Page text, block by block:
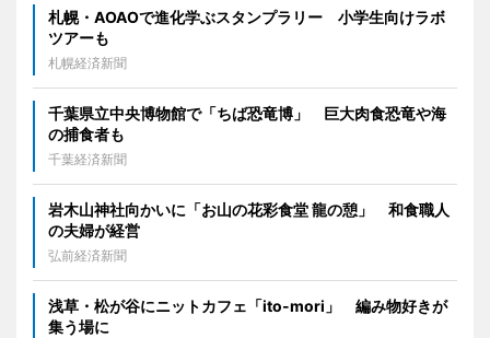
札幌・AOAOで進化学ぶスタンプラリー 小学生向けラボ
ツアーも
札幌経済新聞
千葉県立中央博物館で「ちば恐竜博」 巨大肉食恐竜や海
の捕食者も
千葉経済新聞
岩木山神社向かいに「お山の花彩食堂 龍の憩」 和食職人
の夫婦が経営
弘前経済新聞
浅草・松が谷にニットカフェ「ito-mori」 編み物好きが
集う場に